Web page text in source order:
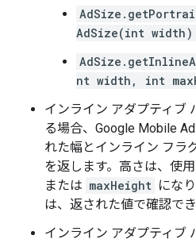
AdSize(int width)
nt width, int
インライン アダプティブ
る場合、 Google Mobile
れた幅とインライン フラ
を返します。高さは、使
または maxHeight にな
は、返された値で確認でき
インライン アダプティブ